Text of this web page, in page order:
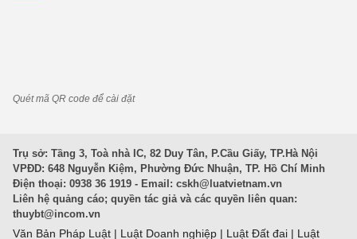
Quét mã QR code để cài đặt
Trụ sở: Tầng 3, Toà nhà IC, 82 Duy Tân, P.Cầu Giấy, TP.Hà Nội
VPĐD: 648 Nguyễn Kiệm, Phường Đức Nhuận, TP. Hồ Chí Minh
Điện thoại: 0938 36 1919 - Email: cskh@luatvietnam.vn
Liên hệ quảng cáo; quyền tác giả và các quyền liên quan:
thuybt@incom.vn
Văn Bản Pháp Luật | Luật Doanh nghiệp | Luật Đất đai | Luật